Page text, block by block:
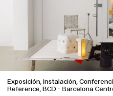
Exposición, Instalación,
Reference, BCD - Barcelona